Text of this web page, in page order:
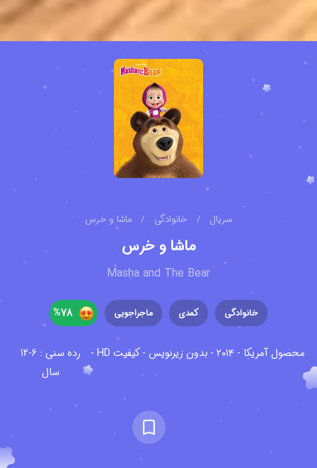
سریال / خانوادگی / ماشا و خرس
ماشا و خرس
Masha and The Bear
خانوادگی کمدی ماجراجویی 78
%
محصول آمریکا - ۲۰۱۴ - بدون زیرنویس - کیفیت HD -
رده سنی : 6-12
سال